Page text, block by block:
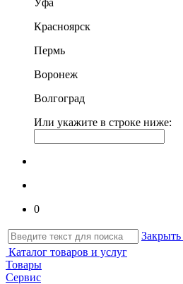
Уфа
Красноярск
Пермь
Воронеж
Волгоград
Или укажите в строке ниже:
0
Каталог товаров и услуг
Товары
Сервис